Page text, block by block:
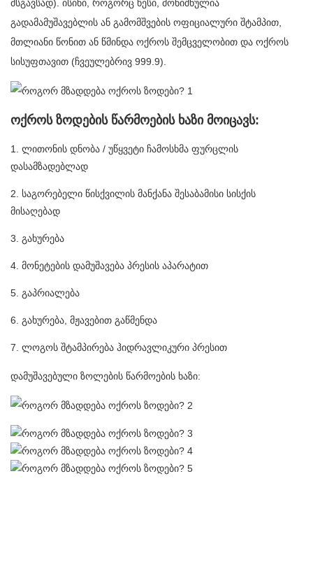
მსგავსად). ისინი, როგორც წესი, მონიშნულია
გადამამუშავებლის ან გამომშვების ოფიციალური შტამპით,
მთლიანი წონით ან წმინდა ოქროს შემცველობით და ოქროს
სისუფთავით (ჩვეულებრივ 999.9).
ოქროს ზოდების წარმოების ხაზი მოიცავს:
1. ლითონის დნობა / უწყვეტი ჩამოსხმა ფურცლის
დასამზადებლად
2. საგორებელი წისქვილის მანქანა შესაბამისი სისქის
მისაღებად
3. გახურება
4. მონეტების დამუშავება პრესის აპარატით
5. გაპრიალება
6. გახურება, მჟავებით გაწმენდა
7. ლოგოს შტამპირება ჰიდრავლიკური პრესით
დამუშავებული ზოლების წარმოების ხაზი: